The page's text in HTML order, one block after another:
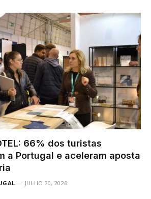
66% dos turistas
a Portugal e aceleram aposta
JULHO 30, 2026